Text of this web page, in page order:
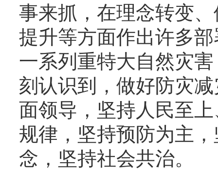
事来抓，在理念转变
提升等方面作出许多
一系列重特大自然灾
刻认识到，做好防灾
面领导，坚持人民至
规律，坚持预防为主
念，坚持社会共治。